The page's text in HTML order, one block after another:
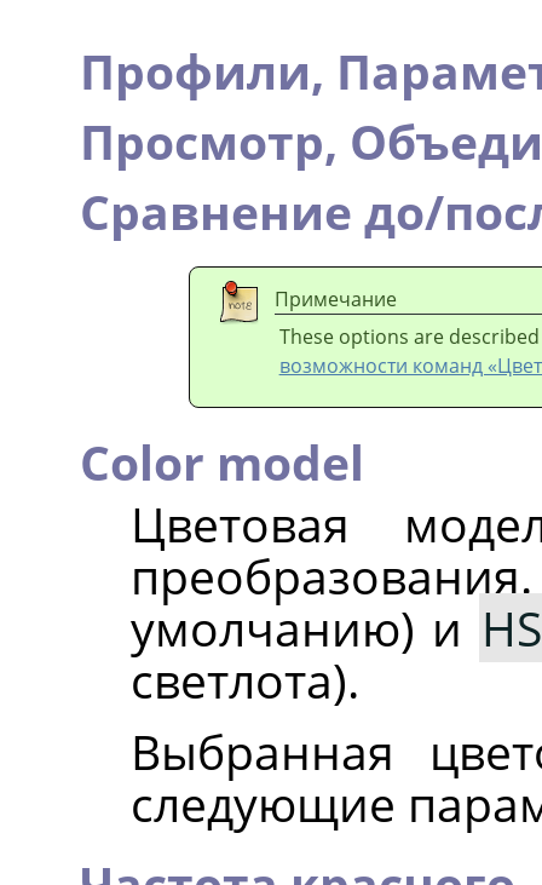
Профили,
Просмотр,
Сравнение до/
Примечание
These options are
возможности команд
Color model
Цветовая
умолчанию) и
светлота).
Выбранная
следующие